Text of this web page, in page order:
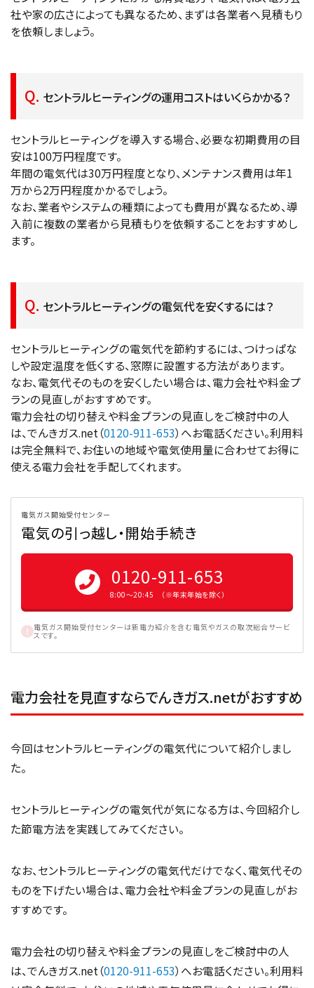
社や家の広さによっても異なるため、まずは各業者へ見積もり
を依頼しましょう。
セントラルヒーティングの運用コストはいくらかかる？
セントラルヒーティングを導入する場合、必要な初期費用の目
安は100万円程度です。
年間の電気代は30万円程度となり、メンテナンス費用は年1
万から2万円程度かかるでしょう。
なお、業者やシステムの種類によっても費用が異なるため、導
入前に複数の業者から見積もりを依頼することをおすすめし
ます。
セントラルヒーティングの電気代を安くするには？
セントラルヒーティングの電気代を節約するには、つけっぱな
しや設定温度を低くする、窓際に設置する方法があります。
なお、電気代そのものを安くしたい場合は、電力会社や料金プ
ランの見直しがおすすめです。
電力会社の切り替えや料金プランの見直しをご検討中の人
は、でんきガス.net（0120-911-653）へお電話ください。利用料
は完全無料で、お住いの地域や電気使用量に合わせてお得に
使える電力会社を手配してくれます。
電気ガス開始受付センター
電気の引っ越し・開始手続き
0120-911-653
8:00〜20:45 （※年末年始を除く）
電気ガス開始受付センターは新電力紹介を含む電気やガスの取次総合サービ
スです。
電力会社を見直すならでんきガス.netがおすすめ
今回はセントラルヒーティングの電気代について紹介しまし
た。
セントラルヒーティングの電気代が気になる方は、今回紹介し
た節電方法を実践してみてください。
なお、セントラルヒーティングの電気代だけでなく、電気代その
ものを下げたい場合は、電力会社や料金プランの見直しがお
すすめです。
電力会社の切り替えや料金プランの見直しをご検討中の人
は、でんきガス.net（0120-911-653）へお電話ください。利用料